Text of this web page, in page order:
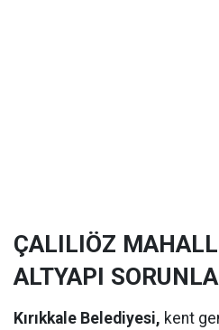
ÇALILIÖZ
ALTYAPI
Kırıkkale Belediyesi, kent